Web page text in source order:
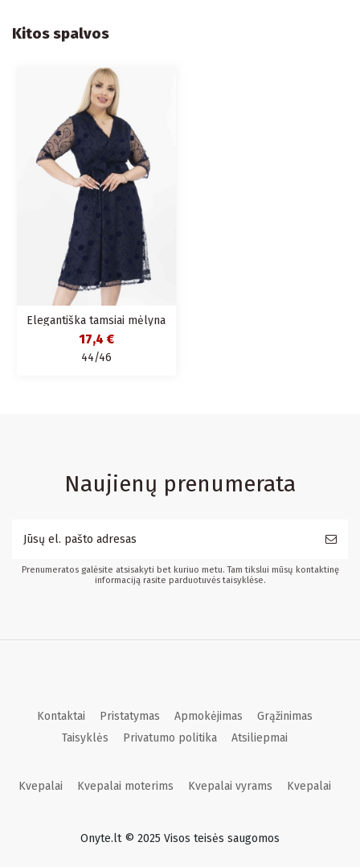
Kitos spalvos
Elegantiška tamsiai mėlyna
suknelė
17,4 €
44/46
Naujienų prenumerata
Prenumeratos galėsite atsisakyti bet kuriuo metu. Tam tikslui mūsų kontaktinę
informaciją rasite parduotuvės taisyklėse.
Kontaktai Pristatymas Apmokėjimas
Grąžinimas
Taisyklės
Privatumo politika Atsiliepmai
Kvepalai Kvepalai moterims Kvepalai vyrams Kvepalai
Onyte.lt © 2025 Visos teisės saugomos